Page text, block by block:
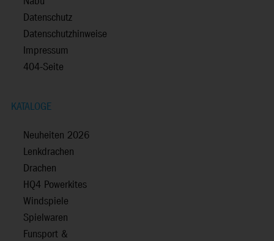
Datenschutz
Datenschutzhinweise
Impressum
404-Seite
KATALOGE
Neuheiten 2026
Lenkdrachen
Drachen
HQ4 Powerkites
Windspiele
Spielwaren
Funsport &